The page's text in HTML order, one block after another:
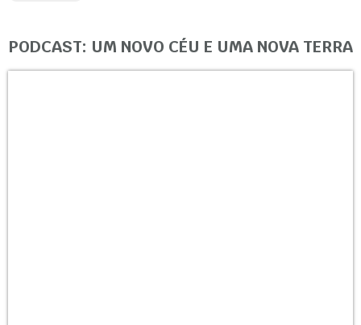
PODCAST: UM NOVO CÉU E UMA NOVA TERRA